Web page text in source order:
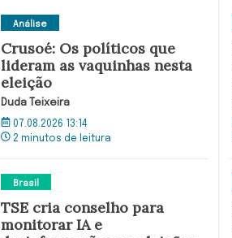
Análise
Crusoé: Os políticos que
lideram as vaquinhas nesta
eleição
Duda Teixeira
07.08.2026 13:14
2 minutos de leitura
Brasil
TSE cria conselho para
monitorar IA e